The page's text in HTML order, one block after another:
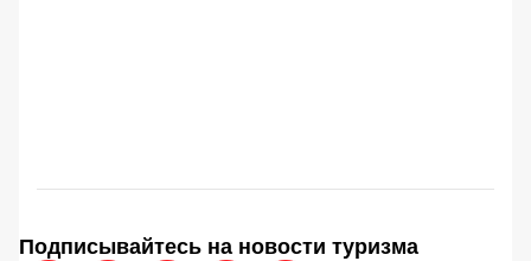
Подписывайтесь на новости туризма